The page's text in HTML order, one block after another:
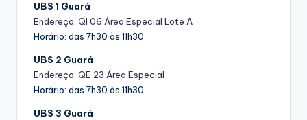
UBS 1 Guará
Endereço: QI 06 Área Especial Lote A
Horário: das 7h30 às 11h30
UBS 2 Guará
Endereço: QE 23 Área Especial
Horário: das 7h30 às 11h30
UBS 3 Guará